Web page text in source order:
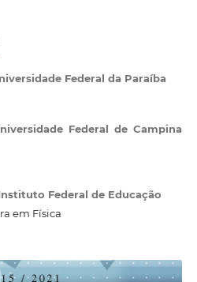
Federal da Paraíba
Federal de Campina
Federal de Educação
em Física